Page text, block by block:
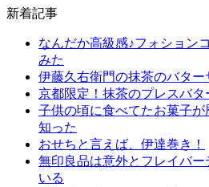
新着記事
なんだか高級感♪フォション
みた
伊藤久右衛門の抹茶のバター
京都限定！抹茶のプレスバタ
子供の頃に食べてたお菓子
知った
おせちと言えば、伊達巻き！
無印良品は意外とフレイバ
いる